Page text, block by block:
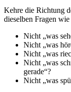
Kehre die Richtung
dieselben Fragen
Nicht „was
Nicht „was
Nicht „was
Nicht „was
gerade“?
Nicht „was